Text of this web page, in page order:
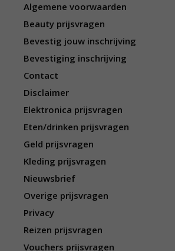
Algemene voorwaarden
Beauty prijsvragen
Bevestig jouw inschrijving
Bevestiging inschrijving
Contact
Disclaimer
Elektronica prijsvragen
Eten/drinken prijsvragen
Geld prijsvragen
Kleding prijsvragen
Nieuwsbrief
Overige prijsvragen
Privacy
Reizen prijsvragen
Vouchers prijsvragen